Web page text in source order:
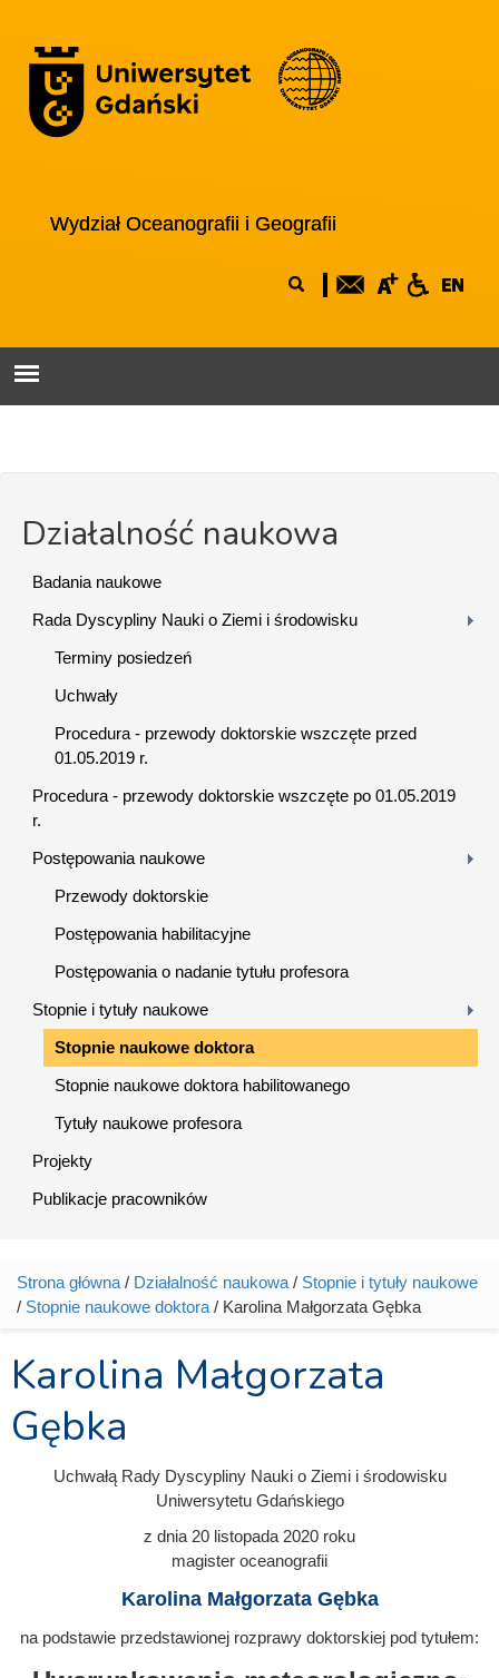
Wydział Oceanografii i Geografii
wyszukiwania
Działalność naukowa
Badania naukowe
Rada Dyscypliny Nauki o Ziemi i środowisku
Terminy posiedzeń
Uchwały
Procedura - przewody doktorskie wszczęte przed
01.05.2019 r.
Procedura - przewody doktorskie wszczęte po 01.05.2019
r.
Postępowania naukowe
Przewody doktorskie
Postępowania habilitacyjne
Postępowania o nadanie tytułu profesora
Stopnie i tytuły naukowe
Stopnie naukowe doktora
Stopnie naukowe doktora habilitowanego
Tytuły naukowe profesora
Projekty
Publikacje pracowników
Jesteś tutaj
Strona główna / Działalność naukowa / Stopnie i tytuły naukowe
/ Stopnie naukowe doktora / Karolina Małgorzata Gębka
Karolina Małgorzata
Gębka
Uchwałą Rady Dyscypliny Nauki o Ziemi i środowisku
Uniwersytetu Gdańskiego
z dnia 20 listopada 2020 roku
magister oceanografii
Karolina Małgorzata Gębka
na podstawie przedstawionej rozprawy doktorskiej pod tytułem: